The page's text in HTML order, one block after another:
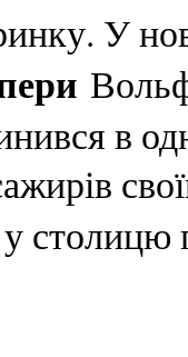
У
в
у столицю